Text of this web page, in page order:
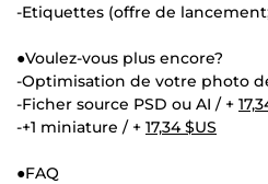
-Etiquettes (offre de
●Voulez-vous plus encore?
-Optimisation de votre photo
-Ficher source PSD ou AI / +
-+1 miniature / + 17,34 $US
●FAQ